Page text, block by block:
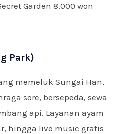
Garden 8.000 won
Park)
memeluk Sungai Han,
sore, bersepeda, sewa
api. Layanan ayam
hingga live music gratis